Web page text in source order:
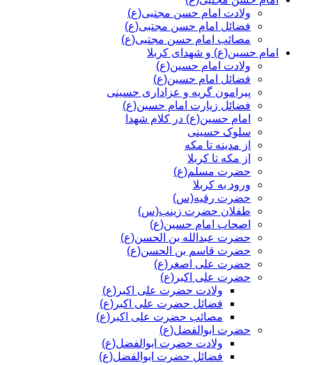
ولادت امام حسن مجتبی(ع)
فضائل امام حسن مجتبی(ع)
مصائب امام حسن مجتبی(ع)
امام حسین(ع) و شهدای کربلا
ولادت امام حسین(ع)
فضائل امام حسین(ع)
پیرامون گریه و عزاداری حسینی
فضائل زیارت امام حسین(ع)
امام حسین(ع) در کلام شهدا
سلوک حسینی
از مدینه تا مکه
از مکه تا کربلا
حضرت مسلم(ع)
ورود به کربلا
حضرت رقیه(س)
طفلان حضرت زینب(س)
اصحاب امام حسین(ع)
حضرت عبدالله بن الحسن(ع)
حضرت قاسم بن الحسن(ع)
حضرت علی اصغر(ع)
حضرت علی اکبر(ع)
ولادت حضرت علی اکبر(ع)
فضائل حضرت علی اکبر(ع)
مصائب حضرت علی اکبر(ع)
حضرت ابوالفضل(ع)
ولادت حضرت ابوالفضل(ع)
فضائل حضرت ابوالفضل(ع)